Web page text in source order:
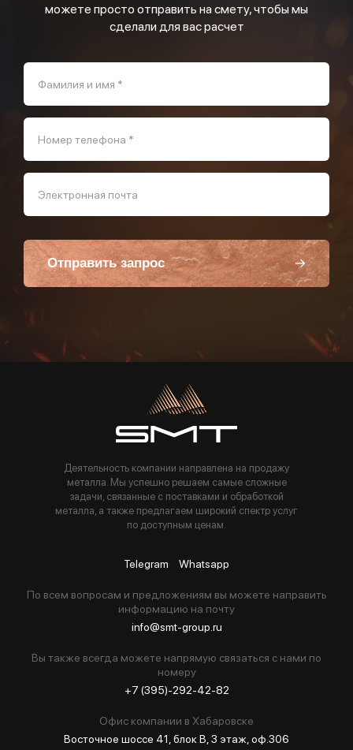
можете просто отправить на смету, чтобы мы
сделали для вас расчет
Фамилия и имя *
Номер телефона *
Электронная почта
Отправить запрос
Пользуясь данной формой вы соглашаетесь с политикой компании
Деятельность компании направлена на продажу
металла. Мы успешно решаем самые сложные
задачи, связанные с поставками и обработкой
металла, а также предлагаем широкий спектр услуг
по доступным ценам.
Telegram Whatsapp
По всем вопросам и предложениям вы можете направить
информацию на почту
info@smt-group.ru
Вы также всегда можете напрямую связаться с нами по
номеру
+7 (395)-292-42-82
Офис компании в Хабаровске
Восточное шоссе 41, блок В, 3 этаж, оф.306